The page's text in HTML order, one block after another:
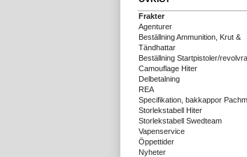
Frakter
Agenturer
Beställning Ammunition, Krut &
Tändhattar
Beställning Startpistoler/
Camouflage Hiter
Delbetalning
REA
Specifikation, bakkappor
Storlekstabell Hiter
Storlekstabell Swedteam
Vapenservice
Öppettider
Nyheter